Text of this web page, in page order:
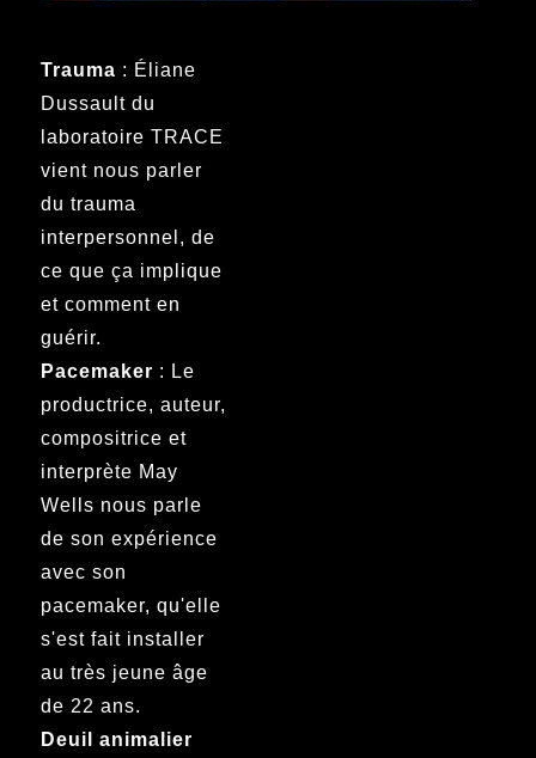
Trauma : Éliane
Dussault du
laboratoire TRACE
vient nous parler
du trauma
interpersonnel, de
ce que ça implique
et comment en
guérir.
Pacemaker : Le
productrice, auteur,
compositrice et
interprète May
Wells nous parle
de son expérience
avec son
pacemaker, qu'elle
s'est fait installer
au très jeune âge
de 22 ans.
Deuil animalier